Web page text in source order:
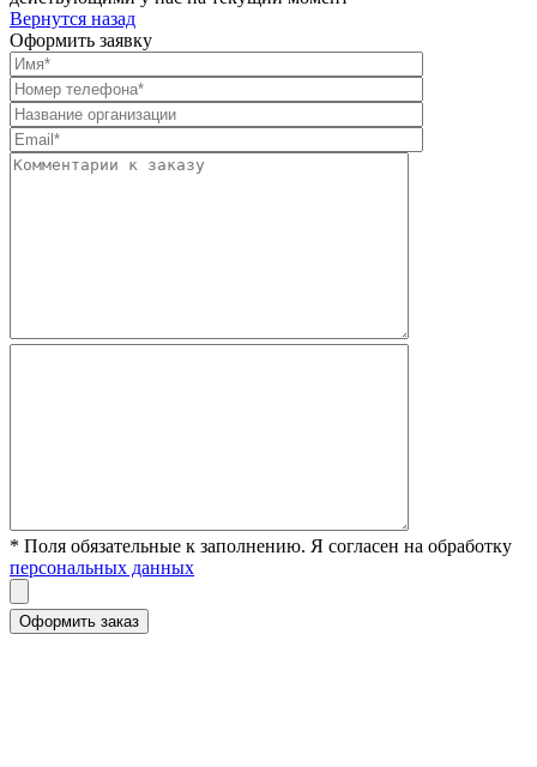
Вернутся назад
Оформить заявку
* Поля обязательные к заполнению. Я согласен на обработку
персональных данных